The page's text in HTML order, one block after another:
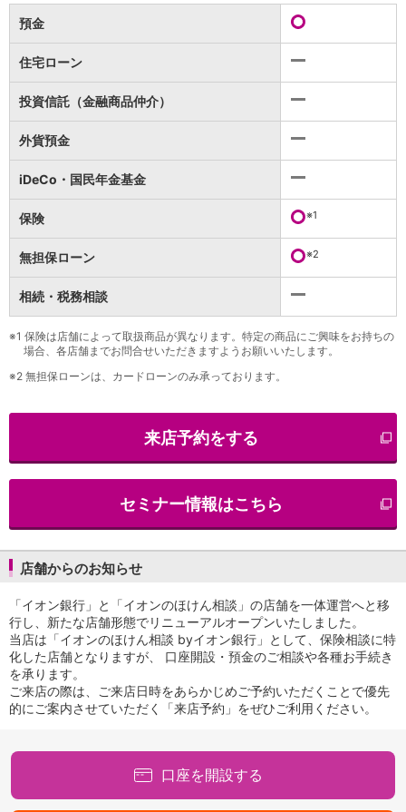
目的別ローンマイページ
保険
保険TOP
医療保険
就業不能保険
海外旅行保険
国内旅行傷害保険
スマホ保険
傷害保険
介護保険
カード
クレジットカード
デビットカード
インターネットバンキング
アプリ
イオン銀行アプリ TOP
イオン銀行PayB
iAEON
AEON Pay
支払・入金・サービス
口座振替サービス
自動入金サービス
WEB即時決済サービス
スマホ決済アプリ
公営競技
サービス
Myステージ
相続・税務のご相談
電子マネーWAON
インボイス
手数料
預金
住宅ローン
投資信託（金融商品仲介）
外貨預金
iDeCo・国民年金基金
保険 ※1
無担保ローン ※2
相続・税務相談
※1 保険は店舗によって取扱商品が異なります。特定の商品にご興味をお持ちの
場合、各店舗までお問合せいただきますようお願いいたします。
※2 無担保ローンは、カードローンのみ承っております。
来店予約をする
セミナー情報はこちら
店舗からのお知らせ
「イオン銀行」と「イオンのほけん相談」の店舗を一体運営へと移
行し、新たな店舗形態でリニューアルオープンいたしました。
当店は「イオンのほけん相談 byイオン銀行」として、保険相談に特
化した店舗となりますが、 口座開設・預金のご相談や各種お手続き
を承ります。
ご来店の際は、ご来店日時をあらかじめご予約いただくことで優先
的にご案内させていただく「来店予約」をぜひご利用ください。
口座を開設する